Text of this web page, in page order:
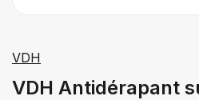
VDH
VDH Antidérapant